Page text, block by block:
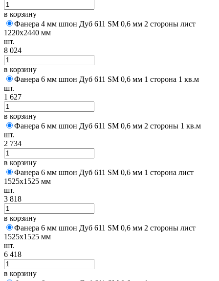
в корзину
Фанера 4 мм шпон Дуб 611 SM 0,6 мм 2 стороны лист
1220х2440 мм
шт.
8 024
в корзину
Фанера 6 мм шпон Дуб 611 SM 0,6 мм 1 сторона 1 кв.м
шт.
1 627
в корзину
Фанера 6 мм шпон Дуб 611 SM 0,6 мм 2 стороны 1 кв.м
шт.
2 734
в корзину
Фанера 6 мм шпон Дуб 611 SM 0,6 мм 1 сторона лист
1525х1525 мм
шт.
3 818
в корзину
Фанера 6 мм шпон Дуб 611 SM 0,6 мм 2 стороны лист
1525х1525 мм
шт.
6 418
в корзину